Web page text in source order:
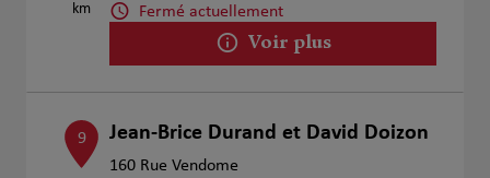
km
Fermé actuellement
Voir plus
9 Jean-Brice Durand et David Doizon
160 Rue Vendome